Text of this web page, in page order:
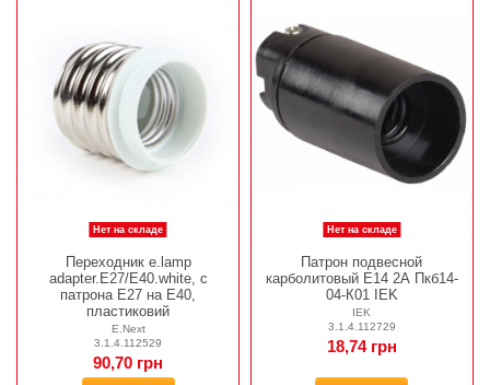
Нет на складе
Переходник e.lamp
adapter.Е27/Е40.white, с
патрона Е27 на Е40,
пластиковий
E.Next
3.1.4.112529
90,70 грн
Нет на складе
Патрон подвесной
карболитовый Е14 2А Пкб14-
04-К01 IEK
IEK
3.1.4.112729
18,74 грн